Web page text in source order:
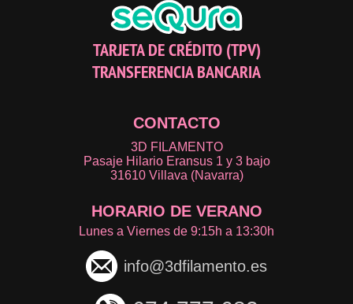
TARJETA DE CRÉDITO (TPV)
TRANSFERENCIA BANCARIA
CONTACTO
3D FILAMENTO
Pasaje Hilario Eransus 1 y 3 bajo
31610 Villava (Navarra)
HORARIO DE VERANO
Lunes a Viernes de 9:15h a 13:30h
info@3dfilamento.es